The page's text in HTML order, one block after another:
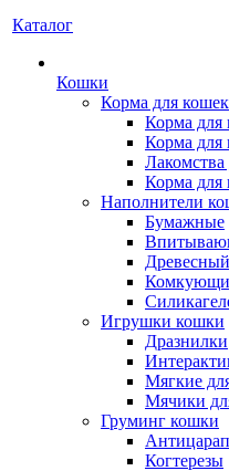
Каталог
Кошки
Корма для кошек
Корма для
Корма для
Корма для
Наполнители
Бумажные
Древесный
Игрушки кошки
Дразнилки
Мягкие
Мячики
Груминг кошки
Когтерезы